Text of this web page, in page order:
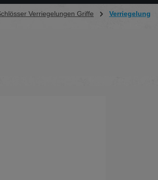
Verriegelungen Griffe Verriegelung